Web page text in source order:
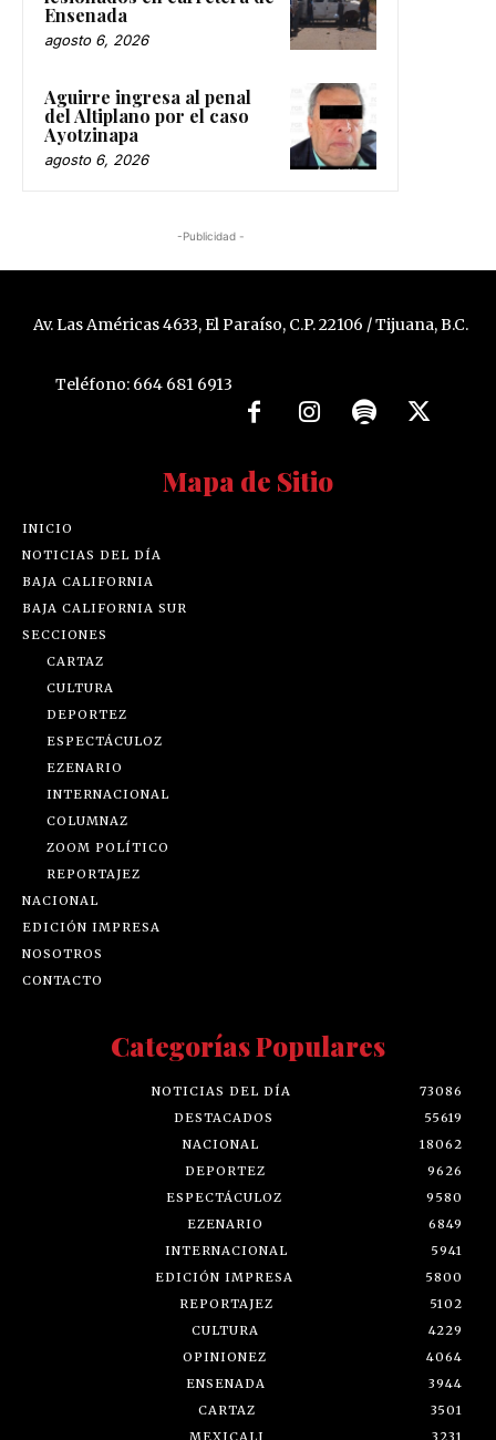
Ensenada
agosto 6, 2026
Aguirre ingresa al penal
del Altiplano por el caso
Ayotzinapa
agosto 6, 2026
-Publicidad -
Av. Las Américas 4633, El Paraíso, C.P. 22106 / Tijuana, B.C.
Teléfono: 664 681 6913
Mapa de Sitio
INICIO
NOTICIAS DEL DÍA
BAJA CALIFORNIA
BAJA CALIFORNIA SUR
SECCIONES
CARTAZ
CULTURA
DEPORTEZ
ESPECTÁCULOZ
EZENARIO
INTERNACIONAL
COLUMNAZ
ZOOM POLÍTICO
REPORTAJEZ
NACIONAL
EDICIÓN IMPRESA
NOSOTROS
CONTACTO
Categorías Populares
NOTICIAS DEL DÍA
73086
DESTACADOS
55619
NACIONAL
18062
DEPORTEZ
9626
ESPECTÁCULOZ
9580
EZENARIO
6849
INTERNACIONAL
5941
EDICIÓN IMPRESA
5800
REPORTAJEZ
5102
CULTURA
4229
OPINIONEZ
4064
ENSENADA
3944
CARTAZ
3501
MEXICALI
3231